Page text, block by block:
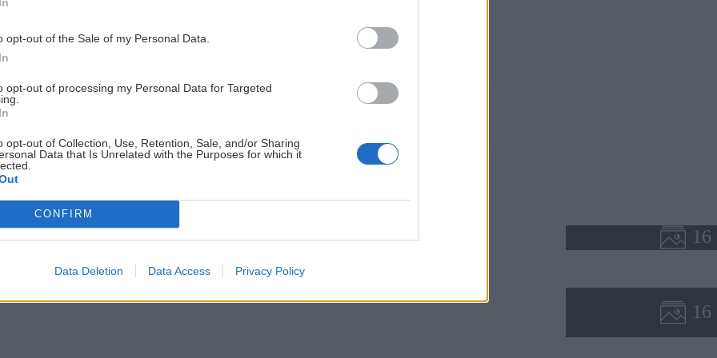
opt-out of the Sale of my Personal Data.
opt-out of processing my Personal Data for Targeted
opt-out of Collection, Use, Retention, Sale, and/or Sharing
Data that Is Unrelated with the Purposes for which it
CONFIRM
Data Deletion Data Access Privacy Policy
ktoré ponúkajú prechod ferratou so sprievodcom a materiálom za
naše novinky emailom (zvyčajne raz za dva týždne)